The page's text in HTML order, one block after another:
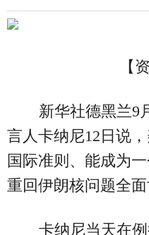
【
新华社德黑兰9
言人卡纳尼12日说
国际准则、能成为
重回伊朗核问题全面
卡纳尼当天在